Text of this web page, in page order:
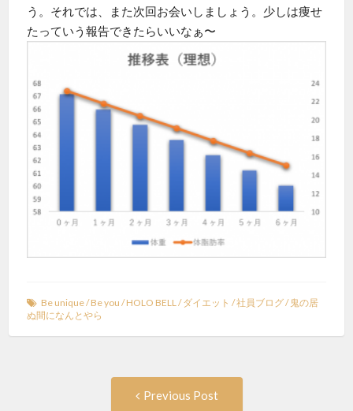
う。それでは、また次回お会いしましょう。少しは痩せ
たっていう報告できたらいいなぁ〜
Be unique/Be you /HOLO BELL /ダイエット /社員ブログ/ 鬼の居
ぬ間になんとやら
Previous Post